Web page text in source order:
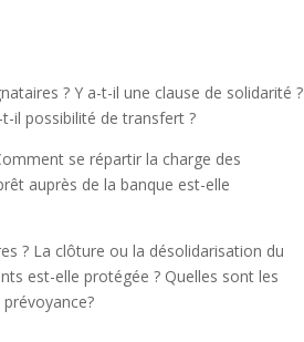
? Y a-t-il une clause de solidarité ?
il possibilité de transfert ?
se répartir la charge des
auprès de la banque est-elle
? La clôture ou la désolidarisation du
est-elle protégée ? Quelles sont les